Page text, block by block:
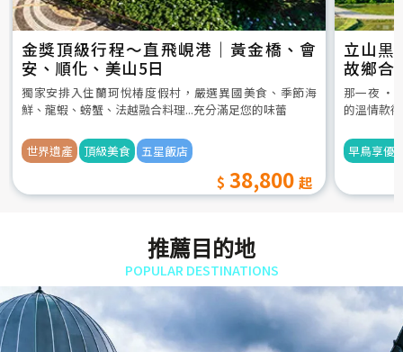
金獎頂級行程～直飛峴港｜黃金橋、會
安、順化、美山5日
獨家安排入住蘭珂悅椿度假村，嚴選異國美食、季節海
鮮、龍蝦、螃蟹、法越融合料理...充分滿足您的味蕾
世界遺產 頂級美食 五星飯店
38,800
立山黒
故鄉合
5日
那一夜 ‧
的溫情款
早鳥享優
推薦目的地
POPULAR DESTINATIONS